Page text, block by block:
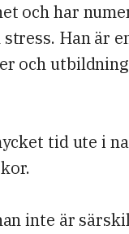
och har
Han är
och
tid ute i
inte är